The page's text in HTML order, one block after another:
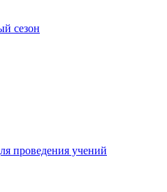
сезон
проведения учений